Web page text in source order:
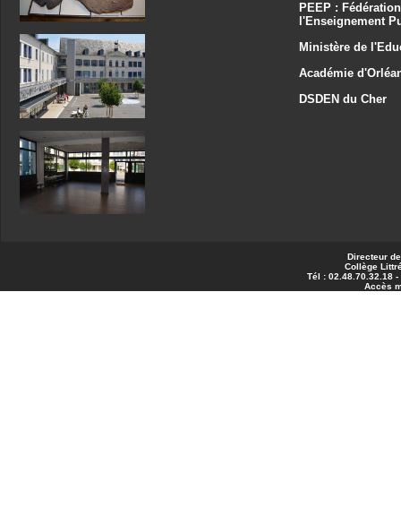
PEEP :
l'Enseignement
Ministère de
Académie
DSDEN du Cher
Directeur
Collège
Tél : 02.48.70.32.18
Accès